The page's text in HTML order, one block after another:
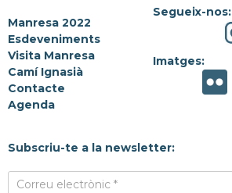
Manresa 2022
Esdeveniments
Visita Manresa
Camí Ignasià
Contacte
Agenda
Segueix-nos:
Imatges:
Subscriu-te a la newsletter:
Correu electrònic *